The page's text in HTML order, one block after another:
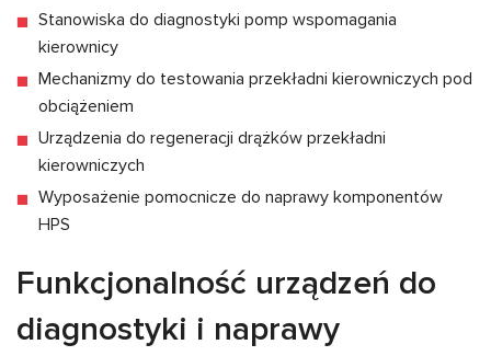
Stanowiska do diagnostyki pomp wspomagania
kierownicy
Mechanizmy do testowania przekładni kierowniczych pod
obciążeniem
Urządzenia do regeneracji drążków przekładni
kierowniczych
Wyposażenie pomocnicze do naprawy komponentów
HPS
Funkcjonalność urządzeń do
diagnostyki i naprawy